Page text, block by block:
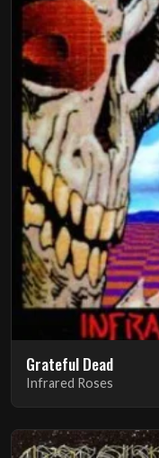
Grateful Dead
Infrared Roses